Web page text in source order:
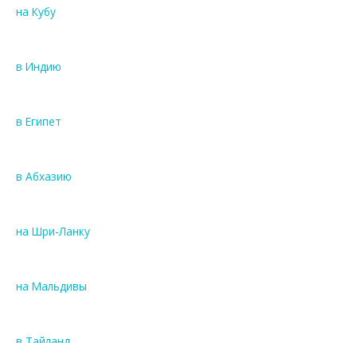
на Кубу
в Индию
в Египет
в Абхазию
на Шри-Ланку
на Мальдивы